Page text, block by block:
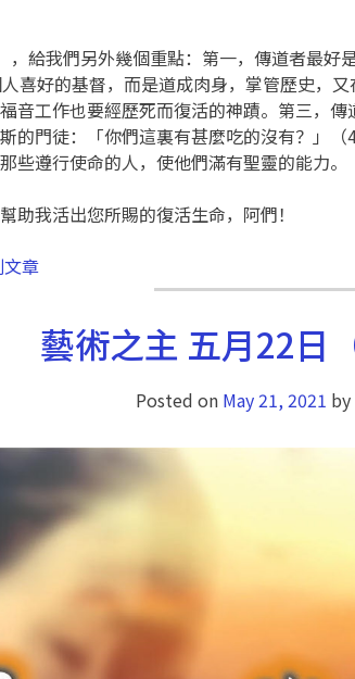
給我們另外幾個重點：第一，傳道者最
喜好的基督，而是道成肉身，掌管歷史，
音工作也要經歷死而復活的神蹟。第三，
的門徒：「你們這裏有甚麼吃的沒有？」
些遵行使命的人，使他們滿有聖靈的能力。
助我活出您所賜的復活生命，阿們！
章
藝術之主 五月22日
Posted on May 21, 2021 by